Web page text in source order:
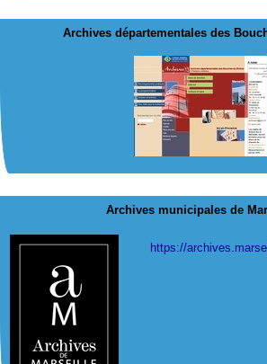
Archives départementales des
Archives municipales de
https://